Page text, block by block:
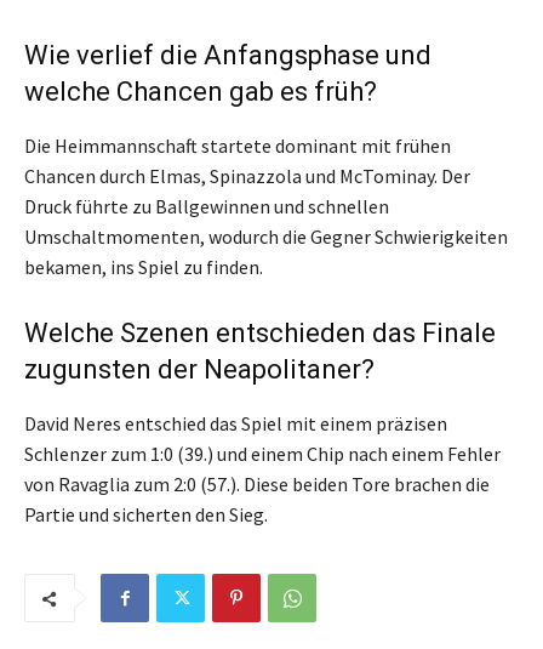
Wie verlief die Anfangsphase und
welche Chancen gab es früh?
Die Heimmannschaft startete dominant mit frühen
Chancen durch Elmas, Spinazzola und McTominay. Der
Druck führte zu Ballgewinnen und schnellen
Umschaltmomenten, wodurch die Gegner Schwierigkeiten
bekamen, ins Spiel zu finden.
Welche Szenen entschieden das Finale
zugunsten der Neapolitaner?
David Neres entschied das Spiel mit einem präzisen
Schlenzer zum 1:0 (39.) und einem Chip nach einem Fehler
von Ravaglia zum 2:0 (57.). Diese beiden Tore brachen die
Partie und sicherten den Sieg.